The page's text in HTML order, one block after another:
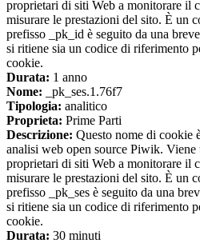
proprietari di siti Web a monitorare il
misurare le prestazioni del sito. È un
prefisso _pk_id è seguito da una
si ritiene sia un codice di riferimento
cookie.
Durata: 1 anno
Nome: _pk_ses.1.76f7
Tipologia: analitico
Proprieta: Prime Parti
Descrizione: Questo nome di cookie
analisi web open source Piwik. Viene
proprietari di siti Web a monitorare il
misurare le prestazioni del sito. È un
prefisso _pk_ses è seguito da una
si ritiene sia un codice di riferimento
cookie.
Durata: 30 minuti